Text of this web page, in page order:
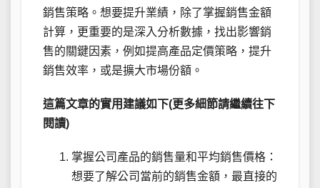
銷售策略。想要提升業績，除了掌握銷售金額
計算，更重要的是深入分析數據，找出影響銷
售的關鍵因素，例如提高產品定價策略，提升
銷售效率，或是擴大市場份額。
這篇文章的實用建議如下(更多細節請繼續往下
閱讀)
掌握公司產品的銷售量和平均銷售價格：
想要了解公司當前的銷售金額，最直接的